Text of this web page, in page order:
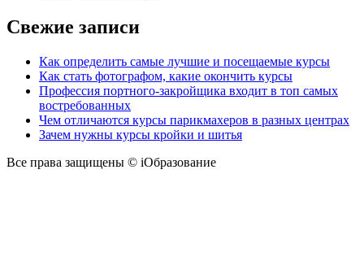
Свежие записи
Как определить самые лучшие и посещаемые курсы
Как стать фотографом, какие окончить курсы
Профессия портного-закройщика входит в топ самых
востребованных
Чем отличаются курсы парикмахеров в разных центрах
Зачем нужны курсы кройки и шитья
Все права защищены © iОбразование